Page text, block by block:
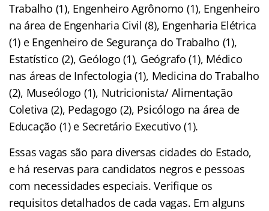
Trabalho (1), Engenheiro Agrônomo (1), Engenheiro
na área de Engenharia Civil (8), Engenharia Elétrica
(1) e Engenheiro de Segurança do Trabalho (1),
Estatístico (2), Geólogo (1), Geógrafo (1), Médico
nas áreas de Infectologia (1), Medicina do Trabalho
(2), Museólogo (1), Nutricionista/ Alimentação
Coletiva (2), Pedagogo (2), Psicólogo na área de
Educação (1) e Secretário Executivo (1).
Essas vagas são para diversas cidades do Estado,
e há reservas para candidatos negros e pessoas
com necessidades especiais. Verifique os
requisitos detalhados de cada vagas. Em alguns